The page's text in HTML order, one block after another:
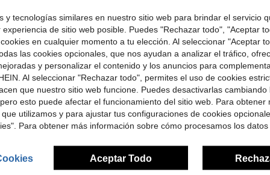
con máquinas HPro/SProR/SPro/XC320J, filtros desechables para el hogar y el salón de belleza.
en Tela no tejida Accesorios para decoración de uñ
-9% 125 piezas/50 piezas/25 piezas Baberos dentales desechables de 3 capas impermeables, adecuados para dentistas o cubiertas de bandejas médicas y cubiertas de mesa para salones de manicura
#9 Más vendidos en Multicolor Reposamanos y accesorios para manicu
¡Casi agotado!
#9 Más vendidos en Multicolor Reposamanos y accesorios para manicu
¡Casi agotado!
#9 Más vendidos en Multicolor Reposamanos y accesorios para manicu
¡Casi agotado!
#9 Más vendidos en Multicolor Reposamanos y accesorios para manicu
¡Casi agotado!
$3.90 200+ vendidos
con cupón
-38% 1 pieza Cepillo de polvo para uñas de color imitación de madera y
#3 Más
¡Casi
#3 Más
¡Casi
#3 Más
¡Casi
#3 Más
¡Casi
$1.68 1.7k+
con cupón
y tecnologías similares en nuestro sitio web para brindar el servicio
de sitio web posible. Puedes "Rechazar todo", "Aceptar
en cualquier momento a tu elección. Al seleccionar "Aceptar
las cookies opcionales, que nos ayudan a analizar el tráfico,
y personalizar el contenido y los anuncios para
Al seleccionar "Rechazar todo", permites el uso de cookies
que nuestro sitio web funcione. Puedes desactivarlas cambiando
esto puede afectar el funcionamiento del sitio web. Para obtener
utilizamos y para ajustar tus configuraciones de cookies
Para obtener más información sobre cómo procesamos los datos
Aceptar Todo